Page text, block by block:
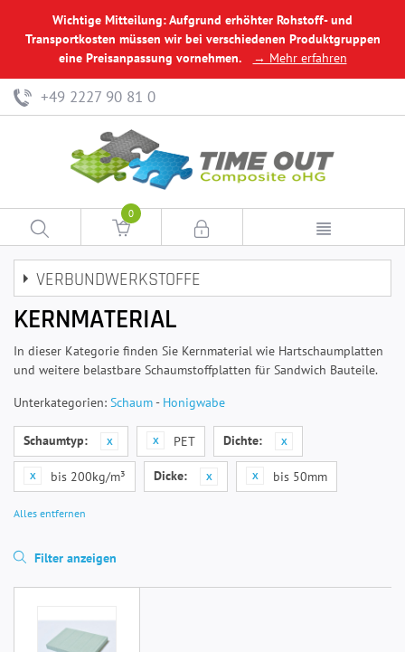
Wichtige Mitteilung: Aufgrund erhöhter Rohstoff- und
Transportkosten müssen wir bei verschiedenen Produktgruppen
eine Preisanpassung vornehmen.
→ Mehr erfahren
+49 2227 90 81 0
0
VERBUNDWERKSTOFFE
KERNMATERIAL
In dieser Kategorie finden Sie Kernmaterial wie Hartschaumplatten
und weitere belastbare Schaumstoffplatten für Sandwich Bauteile.
Unterkategorien: Schaum- Honigwabe
Schaumtyp: PET Dichte:
bis 200kg/m³ Dicke: bis 50mm
Alles entfernen
Filter anzeigen